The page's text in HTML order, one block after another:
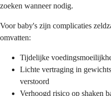
zoeken wanneer nodig.
Voor baby's zijn complicaties
omvatten:
Tijdelijke
Lichte vertraging in
verstoord
Verhoogd risico op shaken